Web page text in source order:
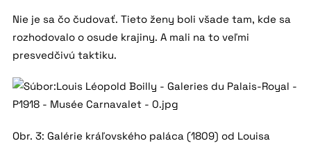
Nie je sa čo čudovať. Tieto ženy boli všade tam, kde sa
rozhodovalo o osude krajiny. A mali na to veľmi
presvedčivú taktiku.
Obr. 3: Galérie kráľovského paláca (1809) od Louisa